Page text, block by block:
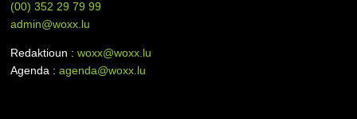
(00)352 29 79 99
admin@woxx.lu
Redaktioun :woxx@woxx.lu
Agenda :agenda@woxx.lu